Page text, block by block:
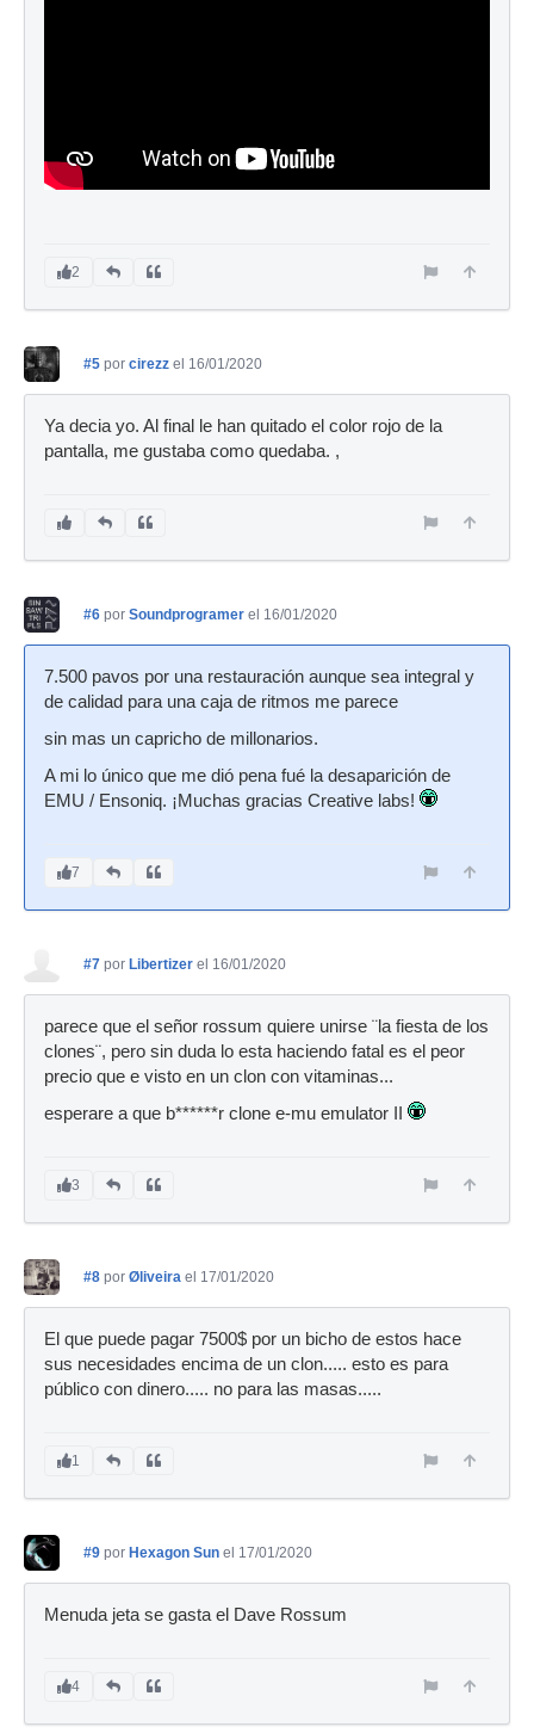
2
#5 por cirezz el 16/01/2020
Ya decia yo. Al final le han quitado el color rojo de la
pantalla, me gustaba como quedaba. ,
#6 por Soundprogramer el 16/01/2020
7.500 pavos por una restauración aunque sea integral y
de calidad para una caja de ritmos me parece
sin mas un capricho de millonarios.
A mi lo único que me dió pena fué la desaparición de
EMU / Ensoniq. ¡Muchas gracias Creative labs!
7
#7 por Libertizer el 16/01/2020
parece que el señor rossum quiere unirse ¨la fiesta de los
clones¨, pero sin duda lo esta haciendo fatal es el peor
precio que e visto en un clon con vitaminas...
esperare a que b******r clone e-mu emulator II
3
#8 por Øliveira el 17/01/2020
El que puede pagar 7500$ por un bicho de estos hace
sus necesidades encima de un clon..... esto es para
público con dinero..... no para las masas.....
1
#9 por Hexagon Sun el 17/01/2020
Menuda jeta se gasta el Dave Rossum
4